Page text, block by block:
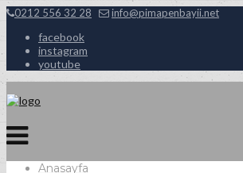
0212 556 32 28 info@pimapenbayii.net
facebook
instagram
youtube
Anasayfa